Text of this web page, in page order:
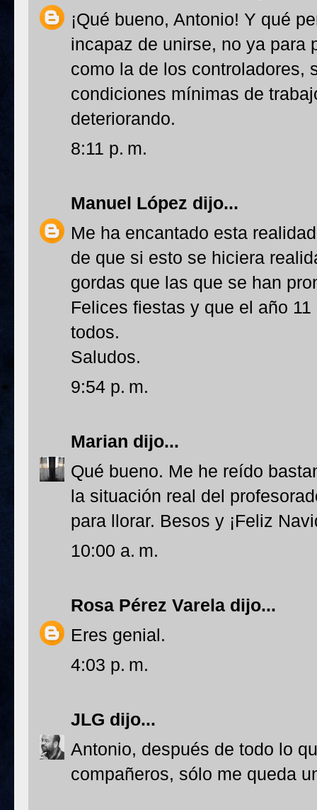
¡Qué bueno, Antonio! Y qué
incapaz de unirse, no ya para
como la de los controladores,
condiciones mínimas de
deteriorando.
8:11 p. m.
Manuel López dijo...
Me ha encantado esta
de que si esto se hiciera
gordas que las que se han
Felices fiestas y que el año
todos.
Saludos.
9:54 p. m.
Marian dijo...
Qué bueno. Me he reído
la situación real del
para llorar. Besos y ¡Feliz
10:00 a. m.
Rosa Pérez Varela dijo...
Eres genial.
4:03 p. m.
JLG dijo...
Antonio, después de todo lo
compañeros, sólo me queda